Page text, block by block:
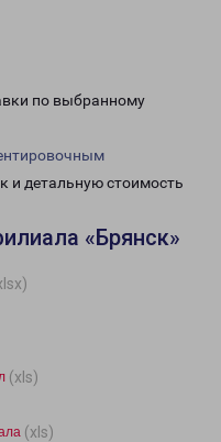
по выбранному
и детальную стоимость
«Брянск»
(xls)
(xls)